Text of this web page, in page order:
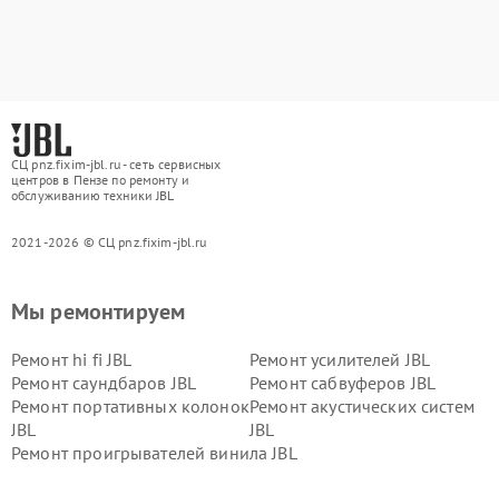
СЦ pnz.fixim-jbl.ru - сеть сервисных
центров в Пензе по ремонту и
обслуживанию техники JBL
2021-2026 © СЦ pnz.fixim-jbl.ru
Мы ремонтируем
Ремонт hi fi JBL
Ремонт усилителей JBL
Ремонт саундбаров JBL
Ремонт сабвуферов JBL
Ремонт портативных колонок
JBL
Ремонт акустических систем
JBL
Ремонт проигрывателей винила JBL